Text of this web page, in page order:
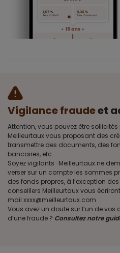
Vigilance fraudeet
Attention, vous pouvez être
Meilleurtaux vous proposant des
transmettre des documents, des
bancaires, etc.
Soyez vigilants · Meilleurtaux ne
verser sur un compte les sommes
des fonds propres, à l’exception
conseillers Meilleurtaux vous
mail xxxx@meilleurtaux.com
Vous avez un doute sur l’un de
d’une fraude ? Consultez notre